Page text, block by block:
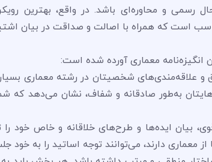
رسمی و محاوره‌ای باشد. در واقع، بهترین
است که همراه با اصالت و صداقت در بیان
انگیزه‌نامه معماری آورده شده است:
و علاقه‌مندی‌های شخصیتان در رشته معماری
به‌طور صادقانه و شفاف، نشان می‌دهد که
بیان ایده‌ها و طرح‌های خلاقانه و خاص خود
معماری دارند، می‌توانند توجه اساتید را به خود